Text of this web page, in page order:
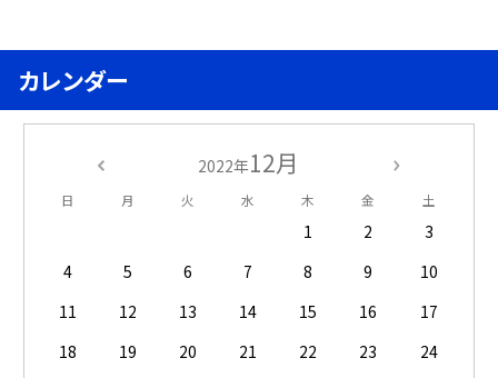
カレンダー
2022年12月
日 月 火 水 木 金 土
1 2
3
4
5 6 7 8 9
10
11
12 13 14 15 16
17
18
19 20 21 22 23
24